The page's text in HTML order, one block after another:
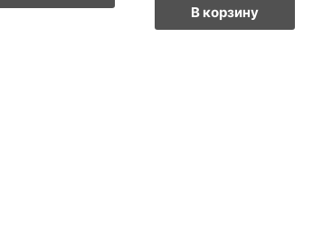
В корзину